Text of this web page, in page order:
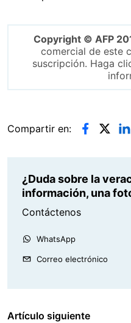
Copyright © AFP
comercial de este
suscripción. Haga
Compartir en:
¿Duda sobre la
información, una
Contáctenos
WhatsApp
Correo electrónico
Artículo siguiente